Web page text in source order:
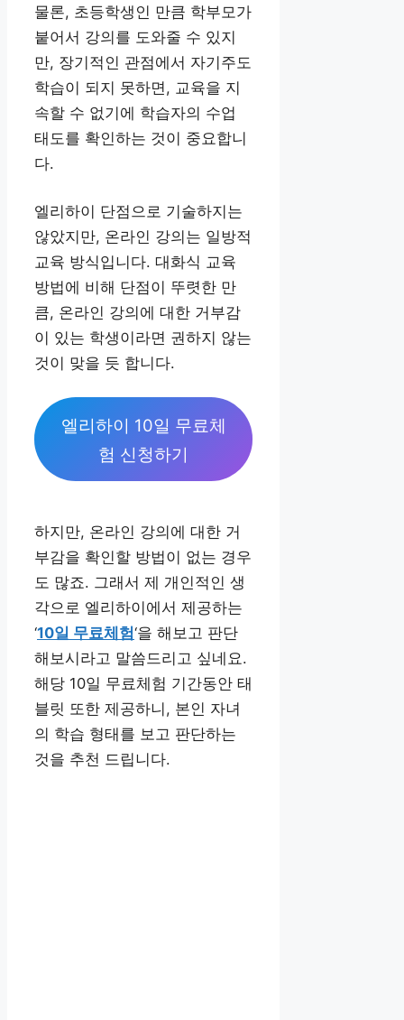
물론, 초등학생인 만큼 학부모가
붙어서 강의를 도와줄 수 있지
만, 장기적인 관점에서 자기주도
학습이 되지 못하면, 교육을 지
속할 수 없기에 학습자의 수업
태도를 확인하는 것이 중요합니
다.
엘리하이 단점으로 기술하지는
않았지만, 온라인 강의는 일방적
교육 방식입니다. 대화식 교육
방법에 비해 단점이 뚜렷한 만
큼, 온라인 강의에 대한 거부감
이 있는 학생이라면 권하지 않는
것이 맞을 듯 합니다.
엘리하이 10일 무료체
험 신청하기
하지만, 온라인 강의에 대한 거
부감을 확인할 방법이 없는 경우
도 많죠. 그래서 제 개인적인 생
각으로 엘리하이에서 제공하는
‘10일 무료체험‘을 해보고 판단
해보시라고 말씀드리고 싶네요.
해당 10일 무료체험 기간동안 태
블릿 또한 제공하니, 본인 자녀
의 학습 형태를 보고 판단하는
것을 추천 드립니다.